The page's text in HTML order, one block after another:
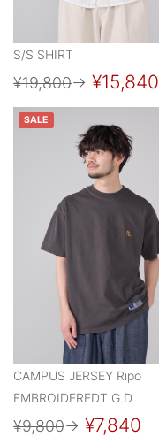
S/S SHIRT
¥19,800→ ¥15,840
SALE
CAMPUS JERSEY Ripo
EMBROIDEREDT G.D
¥9,800→ ¥7,840